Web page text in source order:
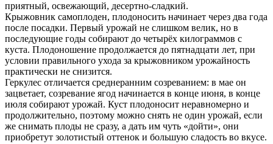
приятный, освежающий, десертно-сладкий.
Крыжовник самоплоден, плодоносить начинает через два года
после посадки. Первый урожай не слишком велик, но в
последующие годы собирают до четырёх килограммов с
куста. Плодоношение продолжается до пятнадцати лет, при
условии правильного ухода за крыжовником урожайность
практически не снизится.
Геркулес отличается среднеранним созреванием: в мае он
зацветает, созревание ягод начинается в конце июня, в конце
июля собирают урожай. Куст плодоносит неравномерно и
продолжительно, поэтому можно снять не один урожай, если
же снимать плоды не сразу, а дать им чуть «дойти», они
приобретут золотистый оттенок и большую сладость во вкусе.